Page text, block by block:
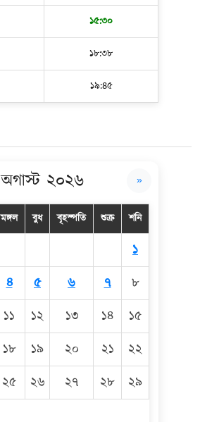
১৫:৩০
১৮:৩৮
১৯:৪৫
অগাস্ট ২০২৬ »
মঙ্গল বুধ বৃহস্পতি শুক্র শনি
১
৪ ৫ ৬ ৭
৮
১১ ১২ ১৩ ১৪
১৫
১৮ ১৯ ২০ ২১
২২
২৫ ২৬ ২৭ ২৮
২৯